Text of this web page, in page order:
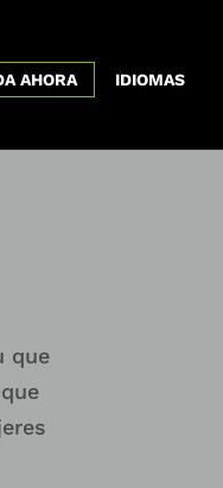
AHORA IDIOMAS
que